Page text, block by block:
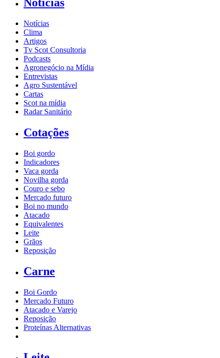
Notícias
Clima
Artigos
Tv Scot Consultoria
Podcasts
Agronegócio na Mídia
Entrevistas
Agro Sustentável
Cartas
Scot na mídia
Radar Sanitário
Cotações
Boi gordo
Indicadores
Vaca gorda
Novilha gorda
Couro e sebo
Mercado futuro
Boi no mundo
Atacado
Equivalentes
Leite
Grãos
Reposição
Carne
Boi Gordo
Mercado Futuro
Atacado e Varejo
Reposição
Proteínas Alternativas